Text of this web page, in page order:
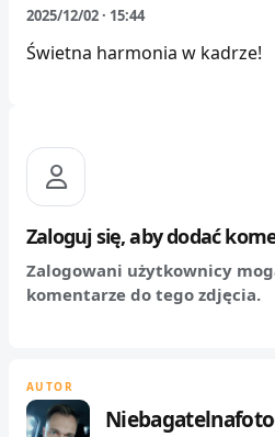
2025/12/02 · 15:44
Świetna harmonia w kadrze!
Zaloguj się, aby dodać
Zalogowani użytkownicy
komentarze do tego zdjęcia.
AUTOR